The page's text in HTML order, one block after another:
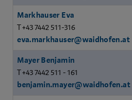
Markhauser Eva
T +43 7442 511-316
eva.markhauser@waidhofen.at
Mayer Benjamin
T +43 7442 511 - 161
benjamin.mayer@waidhofen.at